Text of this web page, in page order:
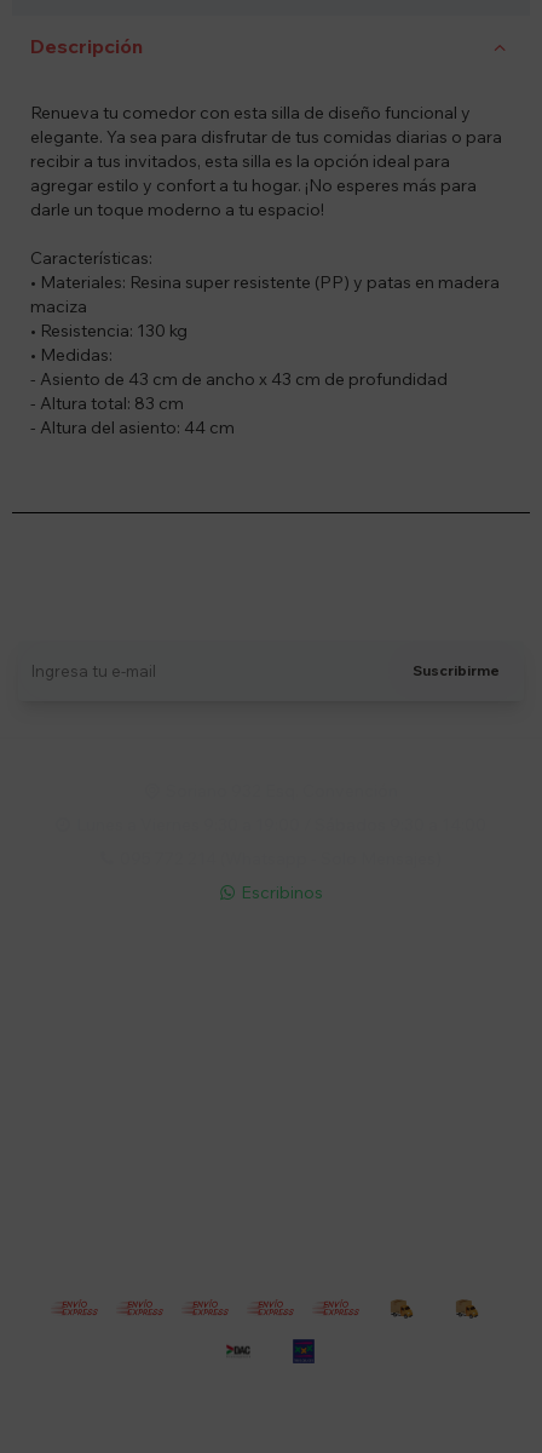
Descripción
Renueva tu comedor con esta silla de diseño funcional y
elegante. Ya sea para disfrutar de tus comidas diarias o para
recibir a tus invitados, esta silla es la opción ideal para
agregar estilo y confort a tu hogar. ¡No esperes más para
darle un toque moderno a tu espacio!
Características:
• Materiales: Resina super resistente (PP) y patas en madera
maciza
• Resistencia: 130 kg
• Medidas:
- Asiento de 43 cm de ancho x 43 cm de profundidad
- Altura total: 83 cm
- Altura del asiento: 44 cm
Suscribirme
 Escribinos